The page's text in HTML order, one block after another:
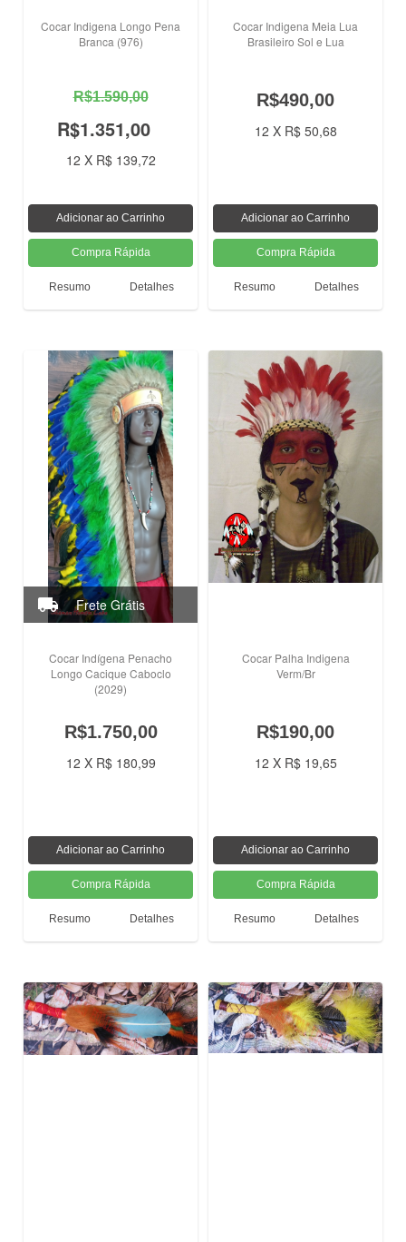
Cocar Indigena Longo Pena
Branca (976)
R$1.590,00
R$1.351,00
12 X R$ 139,72
Resumo Detalhes
Cocar Indigena Meia Lua
Brasileiro Sol e Lua
R$490,00
12 X R$ 50,68
Resumo Detalhes
Cocar Indígena Penacho
Longo Cacique Caboclo
(2029)
R$1.750,00
12 X R$ 180,99
Resumo Detalhes
Cocar Palha Indigena
Verm/Br
R$190,00
12 X R$ 19,65
Resumo Detalhes